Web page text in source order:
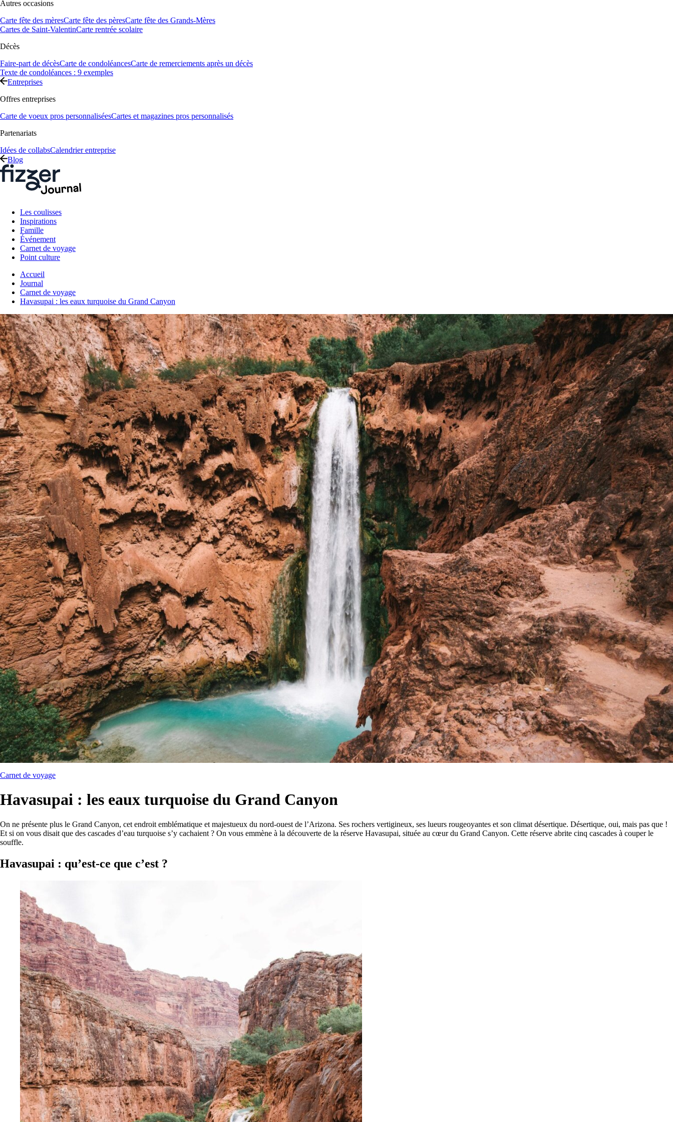
Autres occasions
Carte fête des mèresCarte fête des pèresCarte fête des Grands-Mères
Cartes de Saint-ValentinCarte rentrée scolaire
Décès
Faire-part de décèsCarte de condoléancesCarte de remerciements après un décès
Texte de condoléances : 9 exemples
Entreprises
Offres entreprises
Carte de voeux pros personnaliséesCartes et magazines pros personnalisés
Partenariats
Idées de collabsCalendrier entreprise
Blog
Les coulisses
Inspirations
Famille
Événement
Carnet de voyage
Point culture
Accueil
Journal
Carnet de voyage
Havasupai : les eaux turquoise du Grand Canyon
Carnet de voyage
Havasupai : les eaux turquoise du Grand Canyon
On ne présente plus le Grand Canyon, cet endroit emblématique et majestueux du nord-ouest de l’Arizona. Ses rochers vertigineux, ses lueurs rougeoyantes et son climat désertique. Désertique, oui, mais pas que !
Et si on vous disait que des cascades d’eau turquoise s’y cachaient ? On vous emmène à la découverte de la réserve Havasupai, située au cœur du Grand Canyon. Cette réserve abrite cinq cascades à couper le
souffle.
Havasupai : qu’est-ce que c’est ?